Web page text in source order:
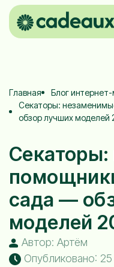
Главная
Блог
Секаторы:
обзор лучших моделей
сада —
моделей
Автор: Артём
Опубликовано: